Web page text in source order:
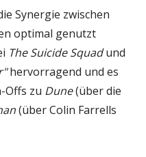
Synergie zwischen
optimal genutzt
The Suicide Squadund
hervorragend und es
Offs zu Dune(über die
(über Colin Farrells